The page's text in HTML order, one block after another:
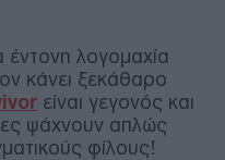
έντονη λογομαχία
κάνει ξεκάθαρο
είναι γεγονός και
ψάχνουν απλώς
φίλους!